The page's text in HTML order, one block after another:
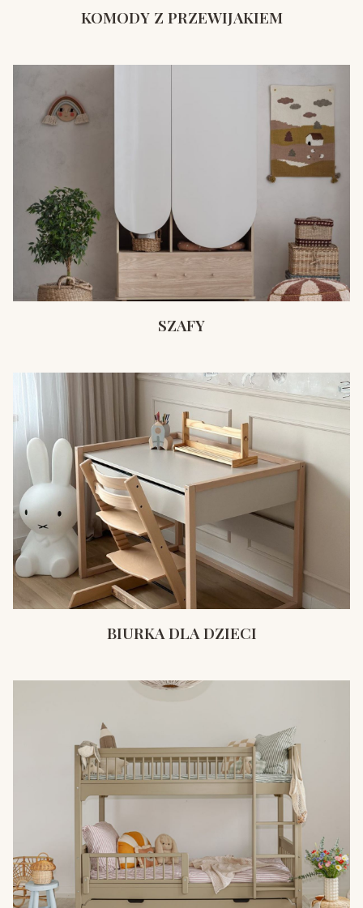
KOMODY Z PRZEWIJAKIEM
SZAFY
BIURKA DLA DZIECI